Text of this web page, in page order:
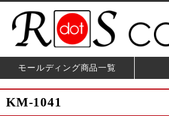
モールディング商品一覧
KM-1041